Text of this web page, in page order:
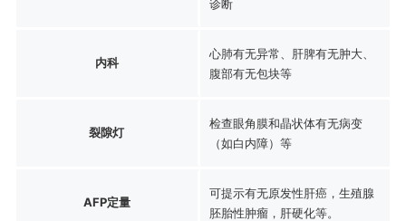
诊断
内科
心肺有无异常、肝脾有无肿大、
腹部有无包块等
裂隙灯
检查眼角膜和晶状体有无病变
（如白内障）等
AFP定量
可提示有无原发性肝癌，生殖腺
胚胎性肿瘤，肝硬化等。